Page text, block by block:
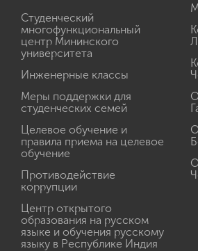
Студенческий
многофункциональный
центр Мининского
университета
Инженерные классы
Меры поддержки для
студенческих семей
Целевое обучение и
правила приема на целевое
обучение
Противодействие
коррупции
Центр открытого
образования на русском
языке и обучения русскому
языку в Республике Индия